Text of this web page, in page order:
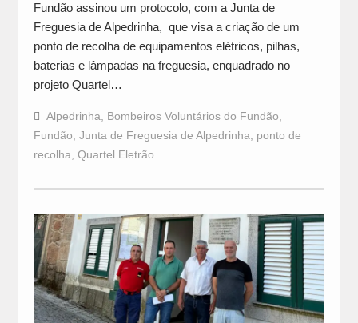
Fundão assinou um protocolo, com a Junta de
Freguesia de Alpedrinha, que visa a criação de um
ponto de recolha de equipamentos elétricos, pilhas,
baterias e lâmpadas na freguesia, enquadrado no
projeto Quartel…
Alpedrinha Bombeiros Voluntários do Fundão
Fundão Junta de Freguesia de Alpedrinha
ponto de
recolha Quartel Eletrão